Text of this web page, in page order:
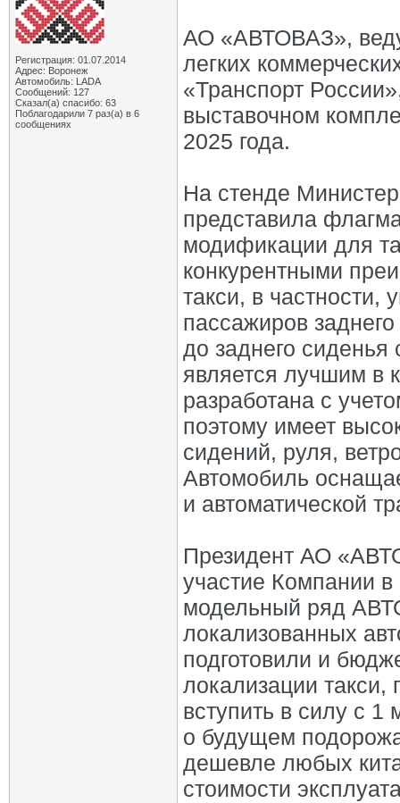
Регистрация: 01.07.2014
Адрес: Воронеж
Автомобиль: LADA
Сообщений: 127
Сказал(а) спасибо: 63
Поблагодарили 7 раз(а) в 6
сообщениях
АО «АВТОВАЗ»,
легких
«Транспорт
выставочном
2025 года.
На стенде
представила
модификации для
конкурентными
такси, в частности,
пассажиров
до заднего
является лучшим в
разработана с
поэтому имеет
сидений, руля,
Автомобиль
и автоматической
Президент АО
участие Компании
модельный ряд
локализованных
подготовили и
локализации
вступить в силу с
о будущем
дешевле любых
стоимости